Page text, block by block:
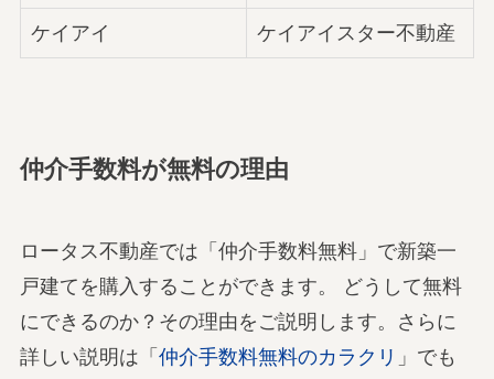
ケイアイ ケイアイスター不動産
仲介手数料が無料の理由
ロータス不動産では「仲介手数料無料」で新築一
戸建てを購入することができます。 どうして無料
にできるのか？その理由をご説明します。さらに
詳しい説明は「 仲介手数料無料のカラクリ 」でも